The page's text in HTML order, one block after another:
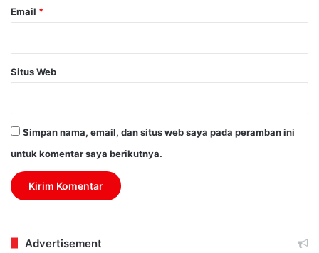
Email *
Situs Web
Simpan nama, email, dan situs web saya pada peramban ini
untuk komentar saya berikutnya.
Advertisement